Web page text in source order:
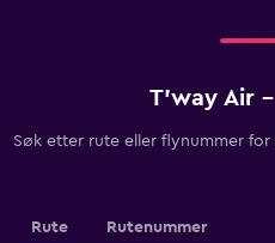
T'way Air
Søk etter rute eller flynummer for
Rute Rutenummer